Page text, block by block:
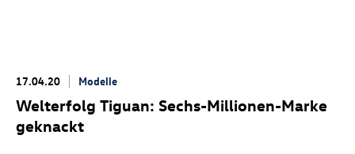
17.04.20 Modelle
Welterfolg Tiguan: Sechs-Millionen-Marke
geknackt